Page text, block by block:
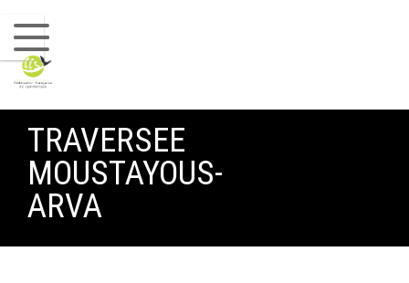
Commission Canyon
Commission SSF
Commission Scientifique
Commission Base de données/Karsteau
Commission Environnement et Biblio
Commission Communication
TRAVERSEE
MOUSTAYOUS-
ARVA